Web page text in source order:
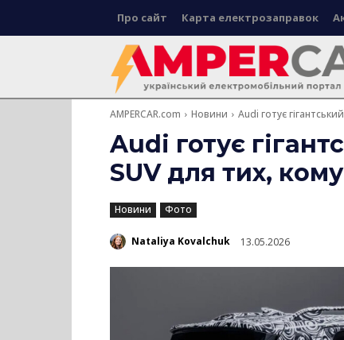
Про сайт Карта електрозаправок
AMPERCAR.com Новини Audi готує
Audi готує
SUV для тих,
Новини Фото
Nataliya Kovalchuk 13.05.2026